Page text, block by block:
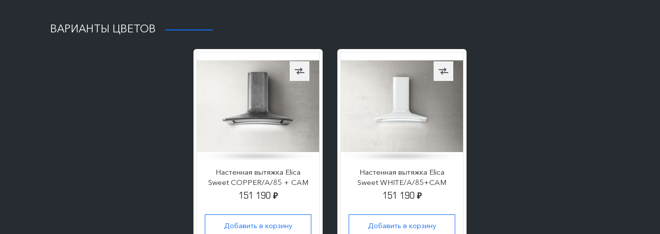
ВАРИАНТЫ ЦВЕТОВ
Настенная вытяжка Elica
Sweet COPPER/A/85 + CAM
151 190 ₽
Добавить в корзину
Настенная вытяжка Elica
Sweet WHITE/A/85+CAM
151 190 ₽
Добавить в корзину